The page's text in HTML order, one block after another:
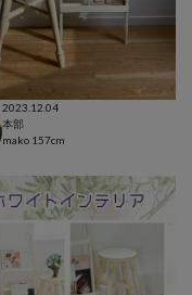
2023.12.04
本部
mako 157cm